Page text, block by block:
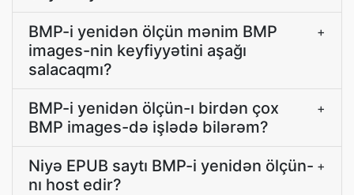
BMP-i yenidən ölçün mənim BMP
images-nin keyfiyyətini aşağı
salacaqmı?
+
BMP-i yenidən ölçün-ı birdən çox
BMP images-də işlədə bilərəm?
+
Niyə EPUB saytı BMP-i yenidən ölçün-
nı host edir?
+